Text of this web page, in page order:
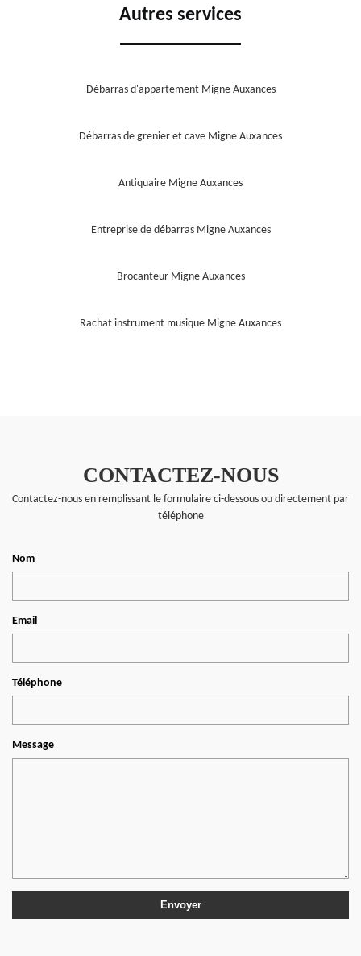
Autres services
Débarras d'appartement Migne Auxances
Débarras de grenier et cave Migne Auxances
Antiquaire Migne Auxances
Entreprise de débarras Migne Auxances
Brocanteur Migne Auxances
Rachat instrument musique Migne Auxances
CONTACTEZ-NOUS
Contactez-nous en remplissant le formulaire ci-dessous ou directement par
téléphone
Nom
Email
Téléphone
Message